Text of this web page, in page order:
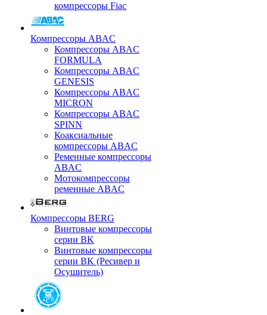
компрессоры Fiac
Компрессоры ABAC
Компрессоры ABAC
FORMULA
Компрессоры ABAC
GENESIS
Компрессоры ABAC
MICRON
Компрессоры ABAC
SPINN
Коаксиальные
компрессоры ABAC
Ременные компрессоры
ABAC
Мотокомпрессоры
ременные ABAC
Компрессоры BERG
Винтовые компрессоры
серии BK
Винтовые компрессоры
серии BK (Ресивер и
Осушитель)